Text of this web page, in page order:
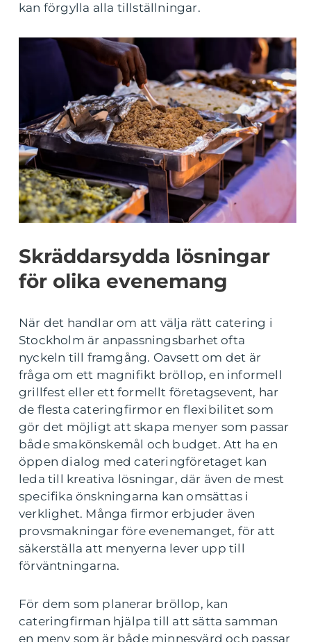
kan förgylla alla tillställningar.
Skräddarsydda lösningar
för olika evenemang
När det handlar om att välja rätt catering i
Stockholm är anpassningsbarhet ofta
nyckeln till framgång. Oavsett om det är
fråga om ett magnifikt bröllop, en informell
grillfest eller ett formellt företagsevent, har
de flesta cateringfirmor en flexibilitet som
gör det möjligt att skapa menyer som passar
både smakönskemål och budget. Att ha en
öppen dialog med cateringföretaget kan
leda till kreativa lösningar, där även de mest
specifika önskningarna kan omsättas i
verklighet. Många firmor erbjuder även
provsmakningar före evenemanget, för att
säkerställa att menyerna lever upp till
förväntningarna.
För dem som planerar bröllop, kan
cateringfirman hjälpa till att sätta samman
en meny som är både minnesvärd och passar